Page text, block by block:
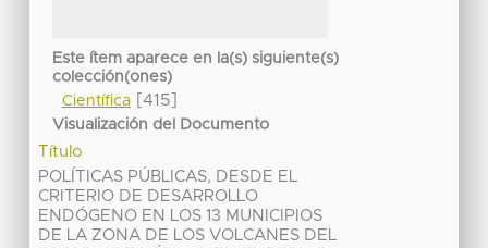
Este ítem aparece en la(s) siguiente(s)
colección(ones)
Científica[415]
Visualización del Documento
Título
POLÍTICAS PÚBLICAS, DESDE EL
CRITERIO DE DESARROLLO
ENDÓGENO EN LOS 13 MUNICIPIOS
DE LA ZONA DE LOS VOLCANES DEL